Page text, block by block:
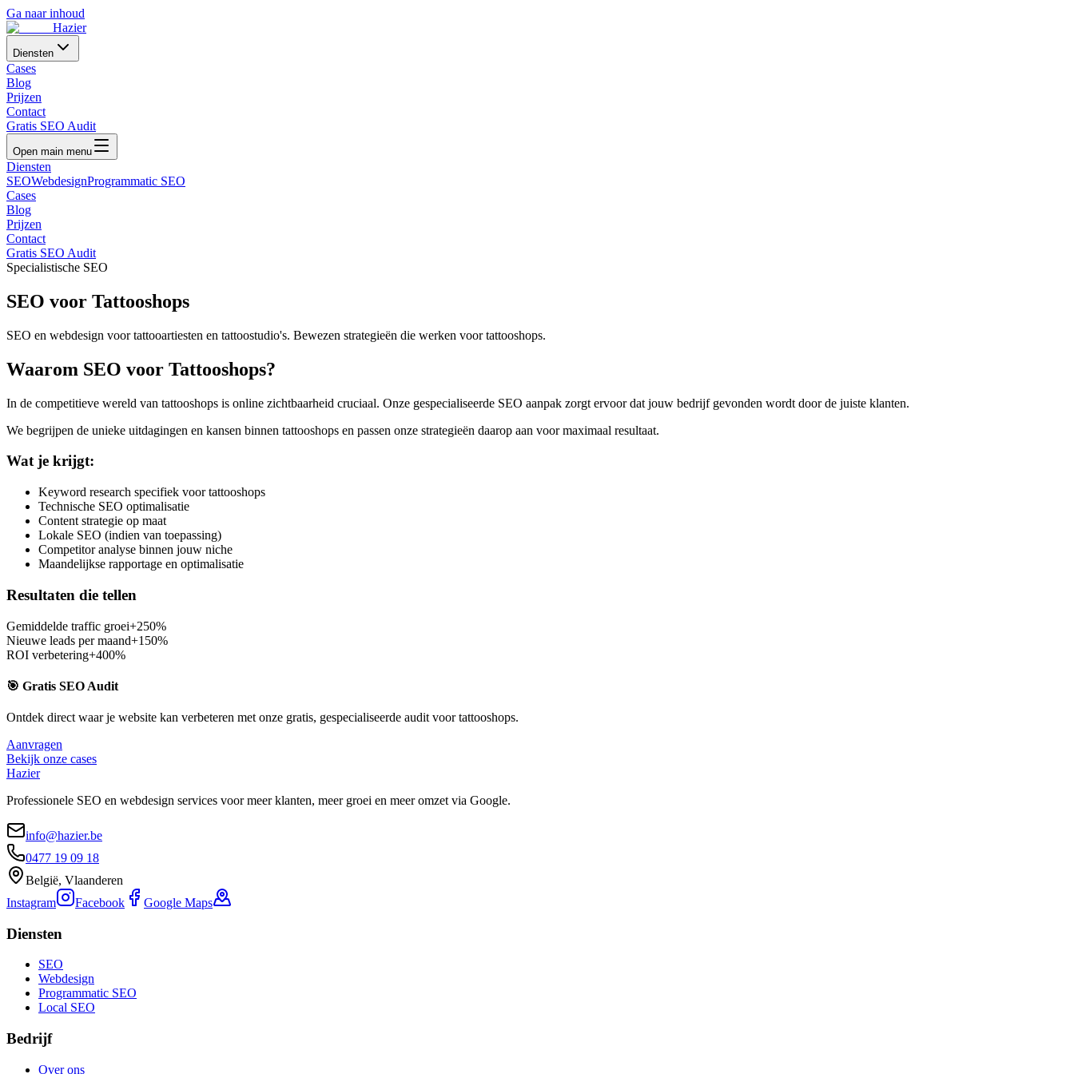
Ga naar inhoud
Hazier
Diensten
Cases
Blog
Prijzen
Contact
Gratis SEO Audit
Open main menu
Diensten
SEOWebdesignProgrammatic SEO
Cases
Blog
Prijzen
Contact
Gratis SEO Audit
Specialistische SEO
SEO voor Tattooshops
SEO en webdesign voor tattooartiesten en tattoostudio's. Bewezen strategieën die werken voortattooshops.
Waarom SEO voor Tattooshops?
In de competitieve wereld van tattooshops is online zichtbaarheid cruciaal. Onze gespecialiseerde SEO aanpak zorgt ervoor dat jouw bedrijf gevonden wordt door de juiste klanten.
We begrijpen de unieke uitdagingen en kansen binnen tattooshops en passen onze strategieën daarop aan voor maximaal resultaat.
Wat je krijgt:
Keyword research specifiek voor tattooshops
Technische SEO optimalisatie
Content strategie op maat
Lokale SEO (indien van toepassing)
Competitor analyse binnen jouw niche
Maandelijkse rapportage en optimalisatie
Resultaten die tellen
Gemiddelde traffic groei+250%
Nieuwe leads per maand+150%
ROI verbetering+400%
🎯 Gratis SEO Audit
Ontdek direct waar je website kan verbeteren met onze gratis, gespecialiseerde audit voortattooshops.
Aanvragen
Bekijk onze cases
Hazier
Professionele SEO en webdesign services voor meer klanten, meer groei en meer omzet via Google.
info@hazier.be
0477 19 09 18
België, Vlaanderen
Instagram
Facebook Google Maps
Diensten
SEO
Webdesign
Programmatic SEO
Local SEO
Bedrijf
Over ons